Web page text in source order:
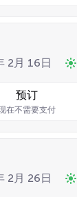
2月 16日
预订
在不需要支付
2月 26日